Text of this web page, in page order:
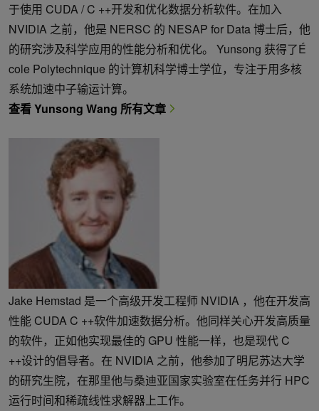
于使用 CUDA / C ++开发和优化数据分析软件。在加入
NVIDIA 之前，他是 NERSC 的 NESAP for Data 博士后，他
的研究涉及科学应用的性能分析和优化。 Yunsong 获得了É
cole Polytechnique 的计算机科学博士学位，专注于用多核
系统加速中子输运计算。
查看 Yunsong Wang 所有文章
Jake Hemstad 是一个高级开发工程师 NVIDIA ，他在开发高
性能 CUDA C ++软件加速数据分析。他同样关心开发高质量
的软件，正如他实现最佳的 GPU 性能一样，也是现代 C
++设计的倡导者。在 NVIDIA 之前，他参加了明尼苏达大学
的研究生院，在那里他与桑迪亚国家实验室在任务并行 HPC
运行时间和稀疏线性求解器上工作。